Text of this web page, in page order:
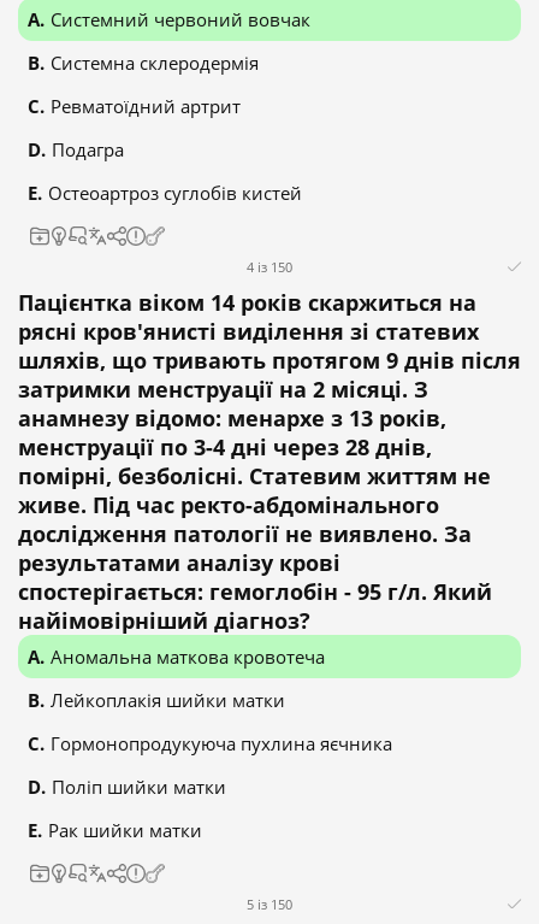
Системний червоний вовчак
Системна склеродермія
Ревматоїдний артрит
Подагра
Остеоартроз суглобів кистей
4 із 150
Пацієнтка віком 14 років скаржиться на
рясні кров'янисті виділення зі статевих
шляхів, що тривають протягом 9 днів після
затримки менструації на 2 місяці. З
анамнезу відомо: менархе з 13 років,
менструації по 3-4 дні через 28 днів,
помірні, безболісні. Статевим життям не
живе. Під час ректо-абдомінального
дослідження патології не виявлено. За
результатами аналізу крові
спостерігається: гемоглобін - 95 г/л. Який
найімовірніший діагноз?
Аномальна маткова кровотеча
Лейкоплакія шийки матки
Гормонопродукуюча пухлина яєчника
Поліп шийки матки
Рак шийки матки
5 із 150